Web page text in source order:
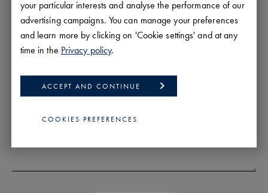
your particular interests and analyse the performance of our
advertising campaigns. You can manage your preferences
and learn more by clicking on 'Cookie settings' and at any
time in the Privacy policy.
ACCEPT AND CONTINUE
COOKIES PREFERENCES